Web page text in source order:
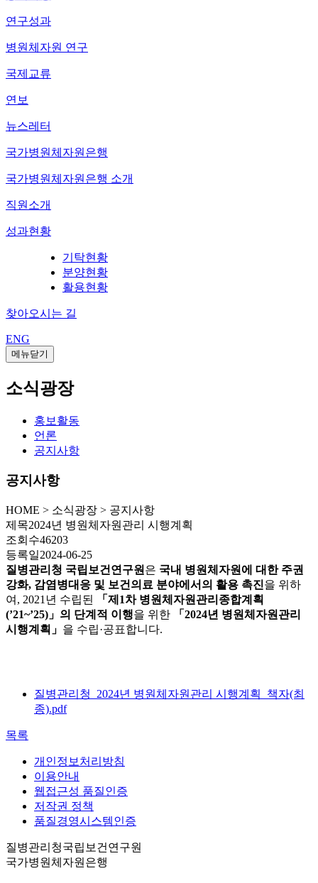
연구성과
병원체자원 연구
국제교류
연보
뉴스레터
국가병원체자원은행
국가병원체자원은행 소개
직원소개
성과현황
기탁현황
분양현황
활용현황
찾아오시는 길
ENG
메뉴닫기
소식광장
홍보활동
언론
공지사항
공지사항
HOME > 소식광장 > 공지사항
제목2024년 병원체자원관리 시행계획
조회수46203
등록일2024-06-25
질병관리청 국립보건연구원 은 국내 병원체자원에 대한 주권
강화, 감염병대응 및 보건의료 분야에서의 활용 촉진을 위하
여, 2021년 수립된
「제1차 병원체자원관리종합계획
(’21~’25)」의 단계적 이행을 위한
「2024년 병원체자원관리
시행계획」 을 수립·공표합니다.
질병관리청_2024년 병원체자원관리 시행계획_책자(최
종).pdf
목록
개인정보처리방침
이용안내
웹접근성 품질인증
저작권 정책
품질경영시스템인증
질병관리청국립보건연구원
국가병원체자원은행